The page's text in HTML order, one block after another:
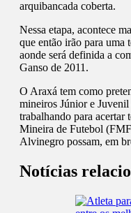
arquibancada coberta.
Nessa etapa, acontece
que então irão para uma
aonde será definida a
Ganso de 2011.
O Araxá tem como
mineiros Júnior e Juvenil
trabalhando para acertar
Mineira de Futebol
Alvinegro possam, em
Notícias